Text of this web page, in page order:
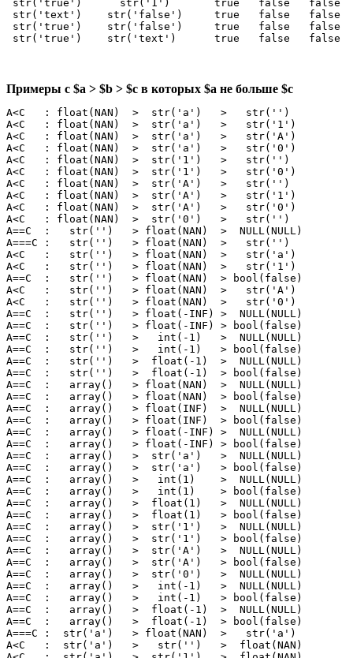
Примеры с $a > $b > $c в которых $a не больше $c
A<C   : float(NAN)  >  str('a')   >   str('')
A<C   : float(NAN)  >  str('a')   >   str('1')
A<C   : float(NAN)  >  str('a')   >   str('A')
A<C   : float(NAN)  >  str('a')   >   str('0')
A<C   : float(NAN)  >  str('1')   >   str('')
A<C   : float(NAN)  >  str('1')   >   str('0')
A<C   : float(NAN)  >  str('A')   >   str('')
A<C   : float(NAN)  >  str('A')   >   str('1')
A<C   : float(NAN)  >  str('A')   >   str('0')
A<C   : float(NAN)  >  str('0')   >   str('')
A==C  :   str('')   > float(NAN)  >  NULL(NULL)
A===C :   str('')   > float(NAN)  >   str('')
A<C   :   str('')   > float(NAN)  >   str('a')
A<C   :   str('')   > float(NAN)  >   str('1')
A==C  :   str('')   > float(NAN)  > bool(false)
A<C   :   str('')   > float(NAN)  >   str('A')
A<C   :   str('')   > float(NAN)  >   str('0')
A==C  :   str('')   > float(-INF) >  NULL(NULL)
A==C  :   str('')   > float(-INF) > bool(false)
A==C  :   str('')   >   int(-1)   >  NULL(NULL)
A==C  :   str('')   >   int(-1)   > bool(false)
A==C  :   str('')   >  float(-1)  >  NULL(NULL)
A==C  :   str('')   >  float(-1)  > bool(false)
A==C  :   array()   > float(NAN)  >  NULL(NULL)
A==C  :   array()   > float(NAN)  > bool(false)
A==C  :   array()   > float(INF)  >  NULL(NULL)
A==C  :   array()   > float(INF)  > bool(false)
A==C  :   array()   > float(-INF) >  NULL(NULL)
A==C  :   array()   > float(-INF) > bool(false)
A==C  :   array()   >  str('a')   >  NULL(NULL)
A==C  :   array()   >  str('a')   > bool(false)
A==C  :   array()   >   int(1)    >  NULL(NULL)
A==C  :   array()   >   int(1)    > bool(false)
A==C  :   array()   >  float(1)   >  NULL(NULL)
A==C  :   array()   >  float(1)   > bool(false)
A==C  :   array()   >  str('1')   >  NULL(NULL)
A==C  :   array()   >  str('1')   > bool(false)
A==C  :   array()   >  str('A')   >  NULL(NULL)
A==C  :   array()   >  str('A')   > bool(false)
A==C  :   array()   >  str('0')   >  NULL(NULL)
A==C  :   array()   >   int(-1)   >  NULL(NULL)
A==C  :   array()   >   int(-1)   > bool(false)
A==C  :   array()   >  float(-1)  >  NULL(NULL)
A==C  :   array()   >  float(-1)  > bool(false)
A===C :  str('a')   > float(NAN)  >   str('a')
A<C   :  str('a')   >   str('')   >  float(NAN)